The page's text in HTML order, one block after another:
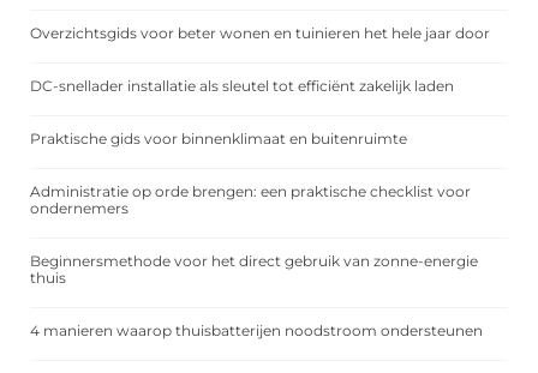
Overzichtsgids voor beter wonen en tuinieren het hele jaar door
DC-snellader installatie als sleutel tot efficiënt zakelijk laden
Praktische gids voor binnenklimaat en buitenruimte
Administratie op orde brengen: een praktische checklist voor
ondernemers
Beginnersmethode voor het direct gebruik van zonne-energie
thuis
4 manieren waarop thuisbatterijen noodstroom ondersteunen